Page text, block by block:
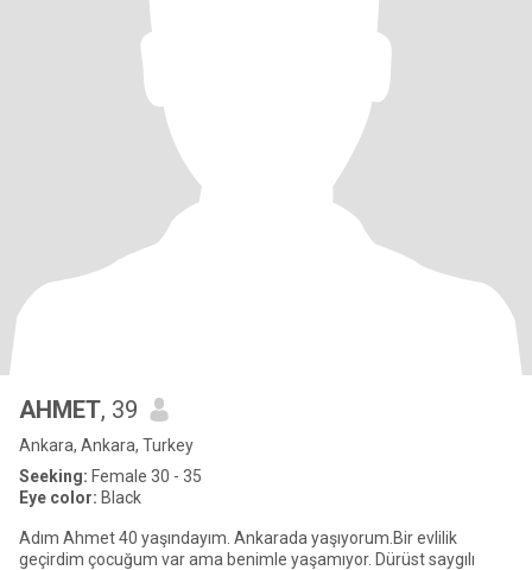
AHMET, 39
Ankara, Ankara, Turkey
Seeking: Female 30 - 35
Eye color: Black
Adım Ahmet 40 yaşındayım. Ankarada yaşıyorum.Bir evlilik
geçirdim çocuğum var ama benimle yaşamıyor. Dürüst saygılı